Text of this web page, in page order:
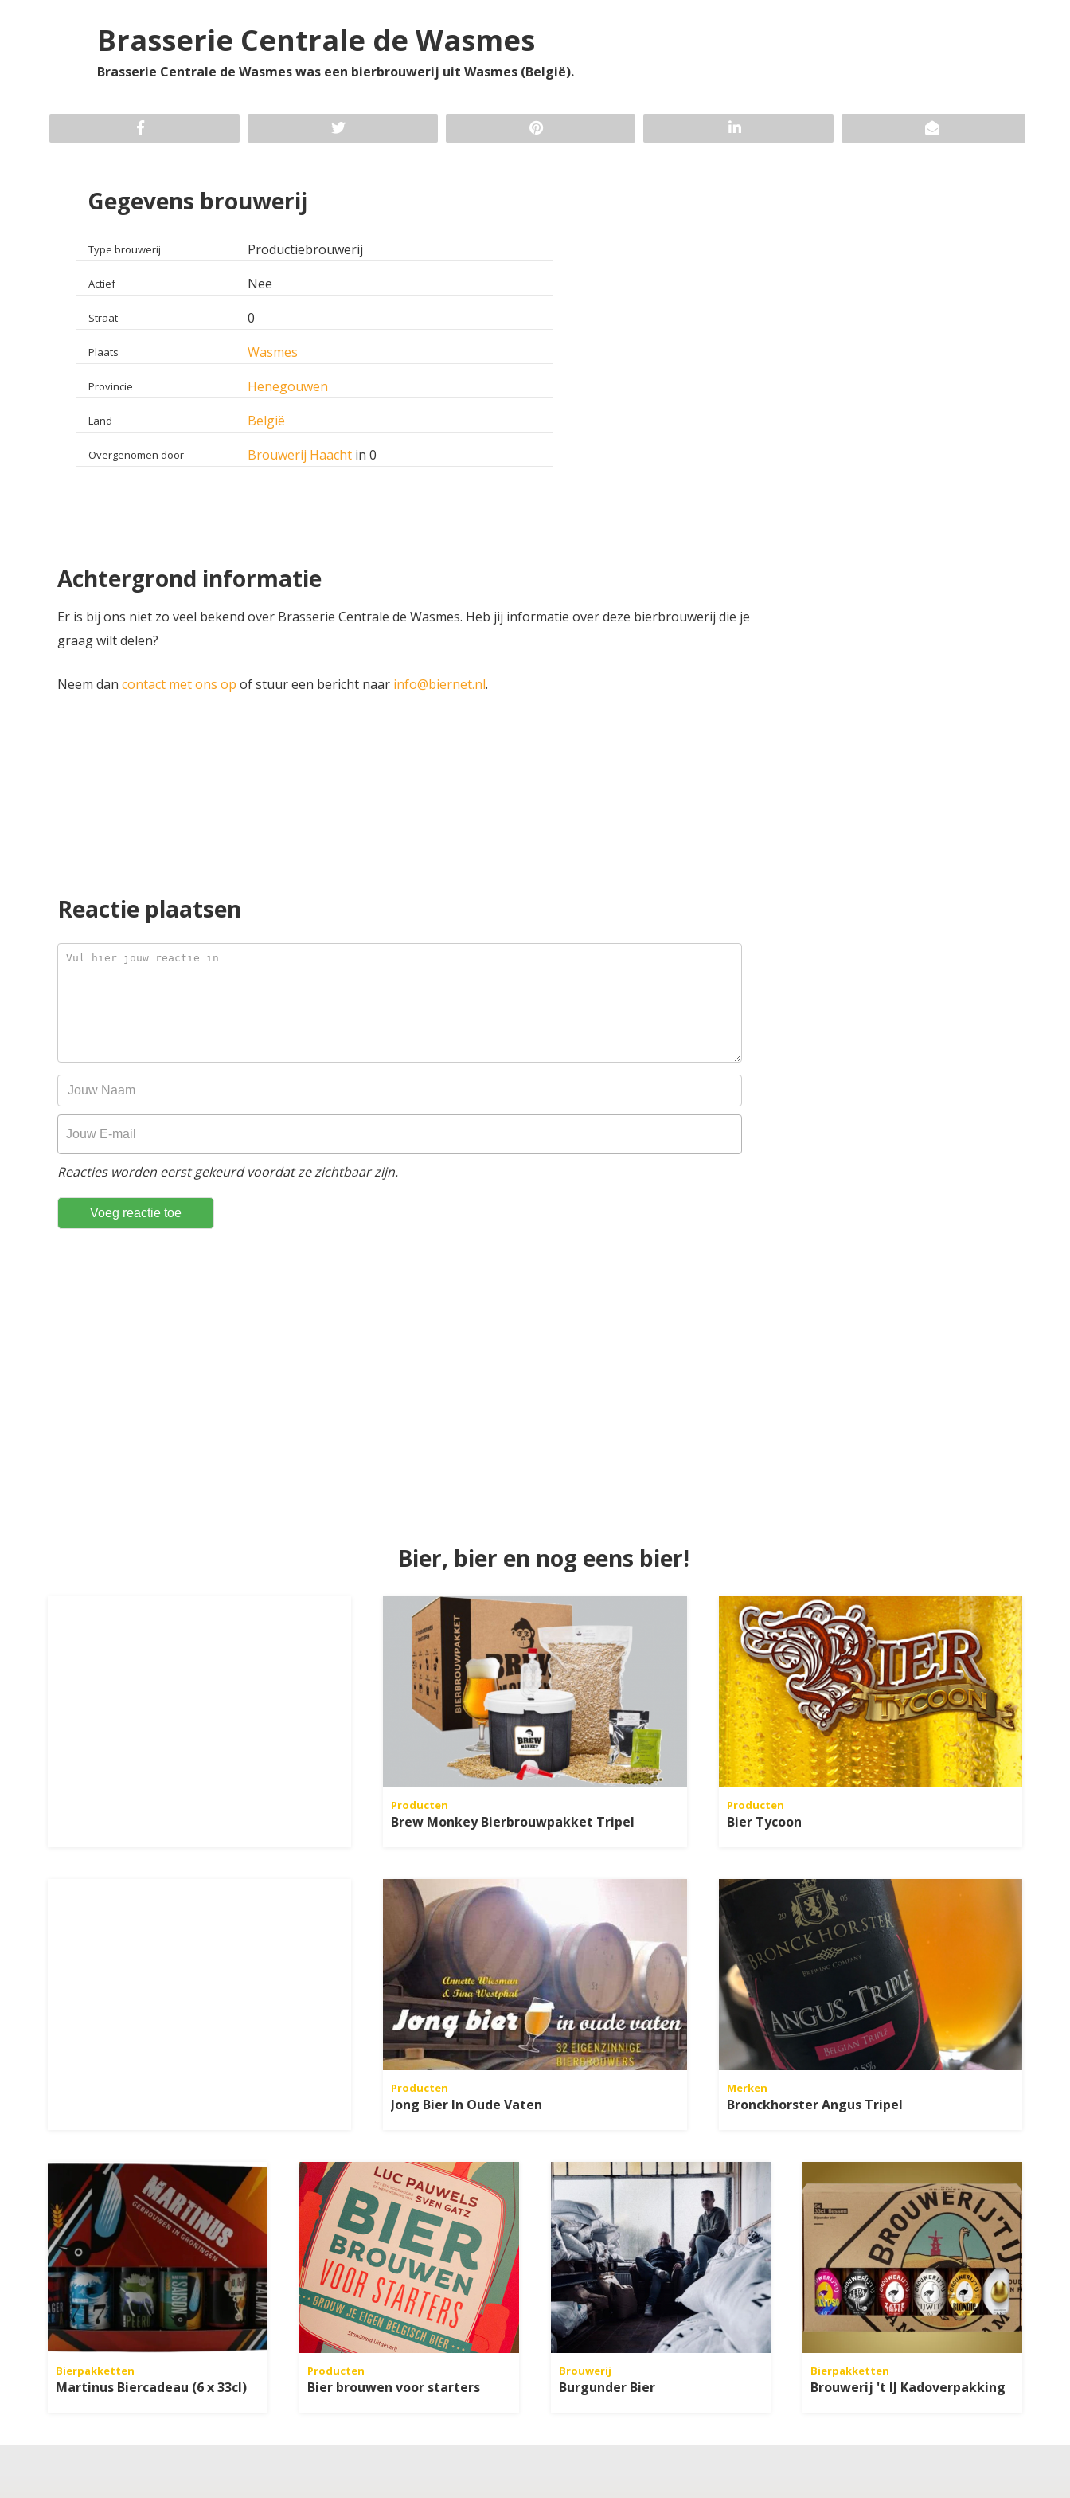
Brasserie Centrale de Wasmes
Brasserie Centrale de Wasmes was een bierbrouwerij uit Wasmes (België).
Gegevens brouwerij
Type brouwerij Productiebrouwerij
Actief Nee
Straat 0
Plaats Wasmes
Provincie Henegouwen
Land België
Overgenomen door Brouwerij Haacht in 0
Achtergrond informatie
Er is bij ons niet zo veel bekend over Brasserie Centrale de Wasmes. Heb jij informatie over deze bierbrouwerij die je
graag wilt delen?
Neem dan contact met ons op of stuur een bericht naar info@biernet.nl.
Reactie plaatsen
Reacties worden eerst gekeurd voordat ze zichtbaar zijn.
Bier, bier en nog eens bier!
Producten
Brew Monkey Bierbrouwpakket Tripel
Producten
Bier Tycoon
Producten
Jong Bier In Oude Vaten
Merken
Bronckhorster Angus Tripel
Bierpakketten
Martinus Biercadeau (6 x 33cl)
Producten
Bier brouwen voor starters
Brouwerij
Burgunder Bier
Bierpakketten
Brouwerij 't IJ Kadoverpakking